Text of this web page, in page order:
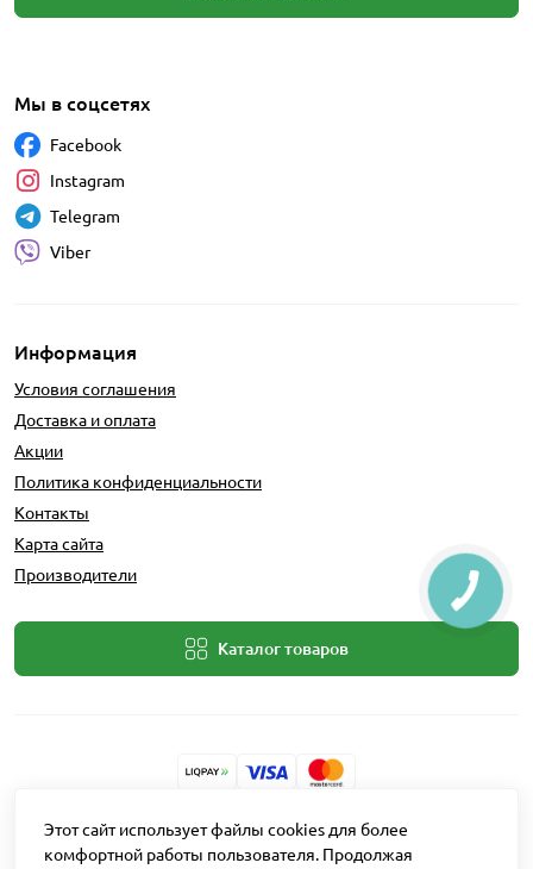
Информация
Условия соглашения
Доставка и оплата
Акции
Политика конфиденциальности
Контакты
Карта сайта
Производители
Каталог товаров
Мы в соцсетях
Facebook
Instagram
Telegram
Viber
Разработчик: Intent Solutions
Этот сайт использует файлы cookies для более
комфортной работы пользователя. Продолжая